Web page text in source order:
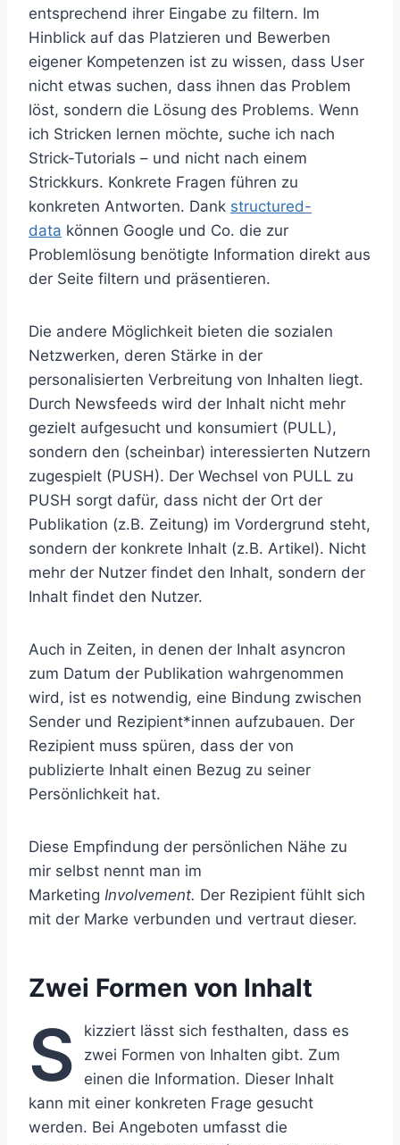
entsprechend ihrer Eingabe zu filtern. Im
Hinblick auf das Platzieren und Bewerben
eigener Kompetenzen ist zu wissen, dass User
nicht etwas suchen, dass ihnen das Problem
löst, sondern die Lösung des Problems. Wenn
ich Stricken lernen möchte, suche ich nach
Strick-Tutorials – und nicht nach einem
Strickkurs. Konkrete Fragen führen zu
konkreten Antworten. Dank structured-
data können Google und Co. die zur
Problemlösung benötigte Information direkt aus
der Seite filtern und präsentieren.
Die andere Möglichkeit bieten die sozialen
Netzwerken, deren Stärke in der
personalisierten Verbreitung von Inhalten liegt.
Durch Newsfeeds wird der Inhalt nicht mehr
gezielt aufgesucht und konsumiert (PULL),
sondern den (scheinbar) interessierten Nutzern
zugespielt (PUSH). Der Wechsel von PULL zu
PUSH sorgt dafür, dass nicht der Ort der
Publikation (z.B. Zeitung) im Vordergrund steht,
sondern der konkrete Inhalt (z.B. Artikel). Nicht
mehr der Nutzer findet den Inhalt, sondern der
Inhalt findet den Nutzer.
Auch in Zeiten, in denen der Inhalt asyncron
zum Datum der Publikation wahrgenommen
wird, ist es notwendig, eine Bindung zwischen
Sender und Rezipient*innen aufzubauen. Der
Rezipient muss spüren, dass der von
publizierte Inhalt einen Bezug zu seiner
Persönlichkeit hat.
Diese Empfindung der persönlichen Nähe zu
mir selbst nennt man im
Marketing Involvement. Der Rezipient fühlt sich
mit der Marke verbunden und vertraut dieser.
Zwei Formen von Inhalt
S
kizziert lässt sich festhalten, dass es
zwei Formen von Inhalten gibt. Zum
einen die Information. Dieser Inhalt
kann mit einer konkreten Frage gesucht
werden. Bei Angeboten umfasst die